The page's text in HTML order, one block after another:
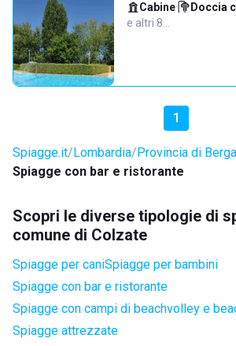
Cabine· Doccia
e altri 8…
1
Spiagge.it Lombardia Provincia di
Spiagge con bar e ristorante
Scopri le diverse tipologie di
comune di Colzate
Spiagge per caniSpiagge per bambini
Spiagge con bar e ristorante
Spiagge con campi di beachvolley e
Spiagge attrezzate